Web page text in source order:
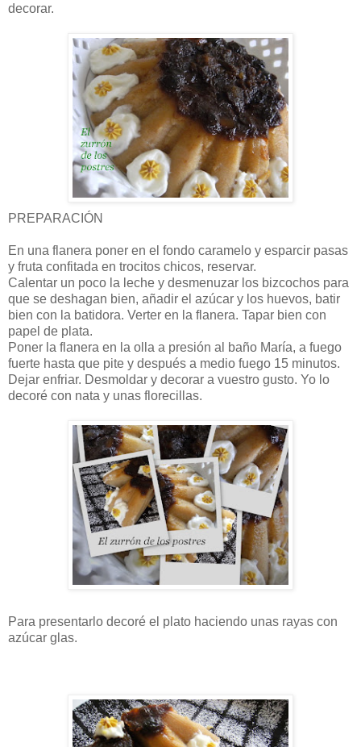
decorar.
PREPARACIÓN
En una flanera poner en el fondo caramelo y esparcir pasas
y fruta confitada en trocitos chicos, reservar.
Calentar un poco la leche y desmenuzar los bizcochos para
que se deshagan bien, añadir el azúcar y los huevos, batir
bien con la batidora. Verter en la flanera. Tapar bien con
papel de plata.
Poner la flanera en la olla a presión al baño María, a fuego
fuerte hasta que pite y después a medio fuego 15 minutos.
Dejar enfriar. Desmoldar y decorar a vuestro gusto. Yo lo
decoré con nata y unas florecillas.
Para presentarlo decoré el plato haciendo unas rayas con
azúcar glas.